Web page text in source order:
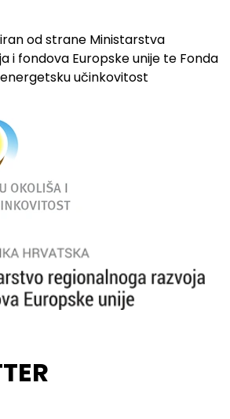
od strane Ministarstva
i fondova Europske unije te Fonda
učinkovitost